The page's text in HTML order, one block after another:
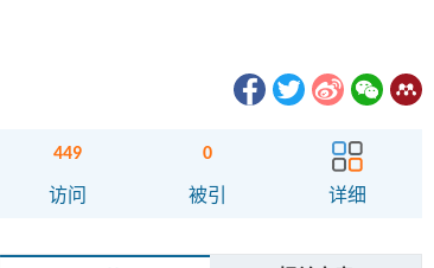
449
访问
0
被引 详细